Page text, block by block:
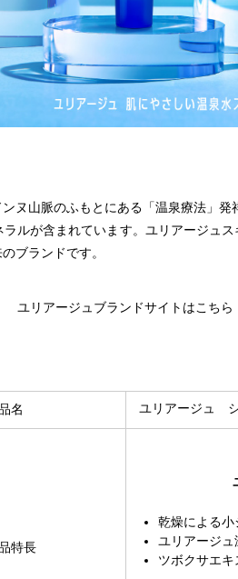
ヌ山脈のふもとにある「温泉療法」発
ルが含まれています。ユリアージュ
ブランドです。
ユリアージュブランドサイトはこち
名 ユリアージュ
特長
乾燥による小
ユリアージ
ツボクサエキ